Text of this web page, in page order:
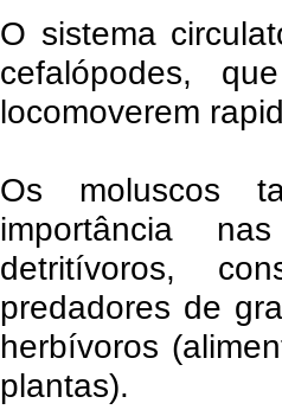
O sistema
cefalópodes,
locomoverem
Os moluscos
importância
detritívoros,
predadores de
herbívoros
plantas).